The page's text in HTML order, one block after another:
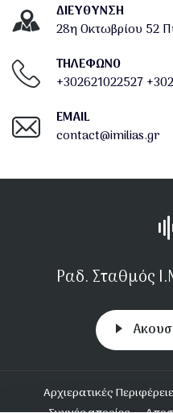
ΔΙΕΎΘΥΝΣΗ
28η Οκτωβρίου 52
ΤΗΛΕΦΩΝΟ
+302621022527
EMAIL
contact@imilias.gr
Ραδ. Σταθμός
Υποσέλιδο
Αρχιερατικές